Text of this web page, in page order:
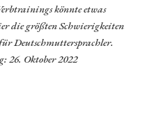
könnte etwas
die größten Schwierigkeiten
Deutschmuttersprachler.
26. Oktober 2022